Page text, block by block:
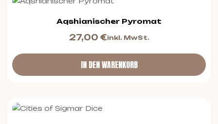
Aqshianischer Pyromat
27,00 €inkl. MwSt.
IN DEN WARENKORB